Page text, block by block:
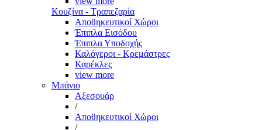
Κουζίνα - Τραπεζαρία
Αποθηκευτικοί Χώροι
Έπιπλα Εισόδου
Έπιπλα Υποδοχής
Καλόγεροι - Κρεμάστρες
Καρέκλες
view more
Μπάνιο
Αξεσουάρ
/
Αποθηκευτικοί Χώροι
/